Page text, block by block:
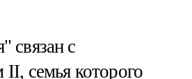
связан с
II, семья которого